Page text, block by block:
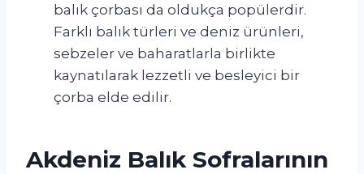
balık çorbası da oldukça popülerdir.
Farklı balık türleri ve deniz ürünleri,
sebzeler ve baharatlarla birlikte
kaynatılarak lezzetli ve besleyici bir
çorba elde edilir.
Akdeniz Balık Sofralarının